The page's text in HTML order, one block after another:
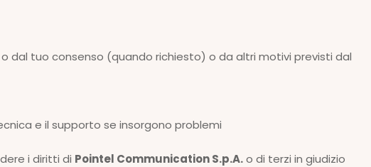
dal tuo consenso (quando richiesto) o da altri motivi previsti dal
e il supporto se insorgono problemi
i diritti di Pointel Communication S.p.A.o di terzi in giudizio